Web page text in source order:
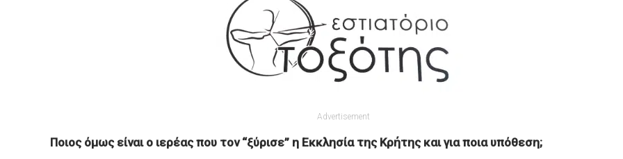
Advertisement
Ποιος όμως είναι ο ιερέας που τον “ξύρισε” η Εκκλησία της Κρήτης και για ποια υπόθεση;